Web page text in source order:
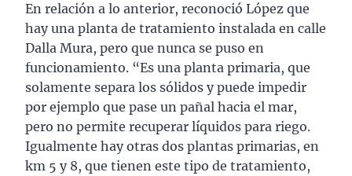
En relación a lo anterior, reconoció López que
hay una planta de tratamiento instalada en calle
Dalla Mura, pero que nunca se puso en
funcionamiento. “Es una planta primaria, que
solamente separa los sólidos y puede impedir
por ejemplo que pase un pañal hacia el mar,
pero no permite recuperar líquidos para riego.
Igualmente hay otras dos plantas primarias, en
km 5 y 8, que tienen este tipo de tratamiento,